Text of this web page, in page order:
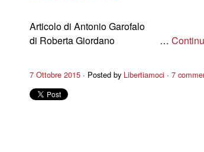
Articolo di Antonio
di Roberta Giordano …
7 Ottobre 2015 Posted by Libertiamoci 7